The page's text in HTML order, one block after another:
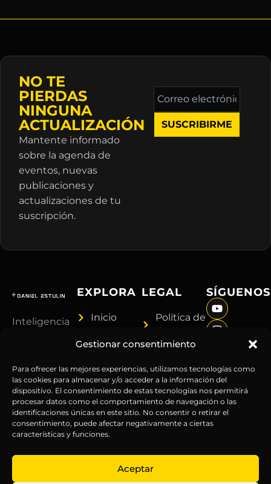
Gestionar consentimiento
Para ofrecer las mejores experiencias, utilizamos tecnologías como
las cookies para almacenar y/o acceder a la información del
dispositivo. El consentimiento de estas tecnologías nos permitirá
procesar datos como el comportamiento de navegación o las
identificaciones únicas en este sitio. No consentir o retirar el
consentimiento, puede afectar negativamente a ciertas
características y funciones.
Aceptar
NO TE
PIERDAS
NINGUNA
ACTUALIZACIÓN
Mantente informado
sobre la agenda de
eventos, nuevas
publicaciones y
actualizaciones de tu
suscripción.
Correo
electrónico
*
Inteligencia
Anticipándonos
a los
acontecimientos
globales
desde
de 25
EXPLORA
Inicio
Daniel
Suscripciones
Webinars
Contacto
LEGAL
Política de
Términos y
Aviso
Legal
Advertencia
Financiera
de
SÍGUENOS